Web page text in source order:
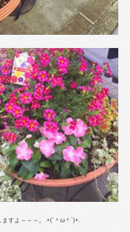
すよ～～～。.+(´＾ω＾`)+.